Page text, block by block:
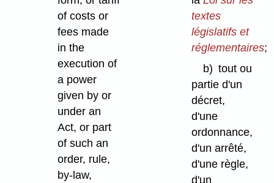
of costs or
fees made
in the
execution of
a power
given by or
under an
Act, or part
of such an
order, rule,
by-law,
textes
législatifs et
réglementaires;
b) tout ou
partie d'un
décret,
d'une
ordonnance,
d'un arrêté,
d'une règle,
d'un